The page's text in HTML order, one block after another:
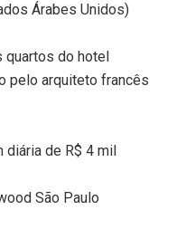
Árabes Unidos)
quartos do hotel
pelo arquiteto francês
diária de R$ 4 mil
São Paulo